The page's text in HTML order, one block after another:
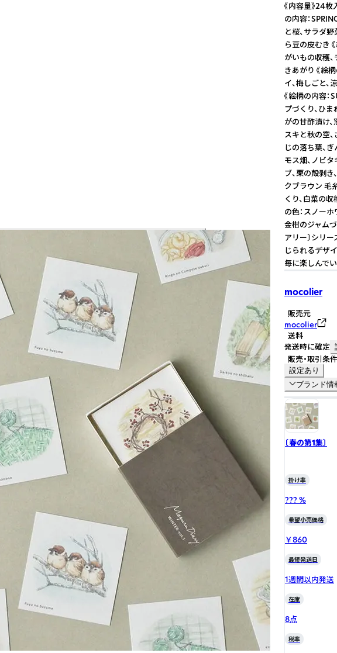
《内容量》24
の内容：
と桜、サラダ
ら豆の皮むき
がいもの収穫
きあがり 《絵
イ、梅しごと、
《絵柄の内容
プづくり、ひ
がの甘酢漬け
スキと秋の空
じの落ち葉、
モス畑、ノビ
ブ、栗の殻剥き
クブラウン 毛
くり、白菜の
の色：スノー
金柑のジャム
アリー〕シリ
じられるデザ
毎に楽しんで
mocolier
販売元
mocolier
送料
発送時に確定
販売・取引条件
設定あり
ブランド情
〔春の第1集〕
掛け率
??? %
希望小売価格
￥860
最短発送日
1週間以内発送
在庫
8点
税率